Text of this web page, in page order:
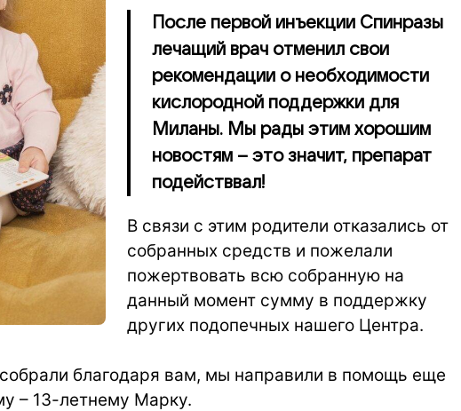
После первой инъекции Спинразы
лечащий врач отменил свои
рекомендации о необходимости
кислородной поддержки для
Миланы. Мы рады этим хорошим
новостям – это значит, препарат
подействвал!
В связи с этим родители отказались от
собранных средств и пожелали
пожертвовать всю собранную на
данный момент сумму в поддержку
других подопечных нашего Центра.
благодаря вам, мы направили в помощь еще
– 13-летнему Марку.